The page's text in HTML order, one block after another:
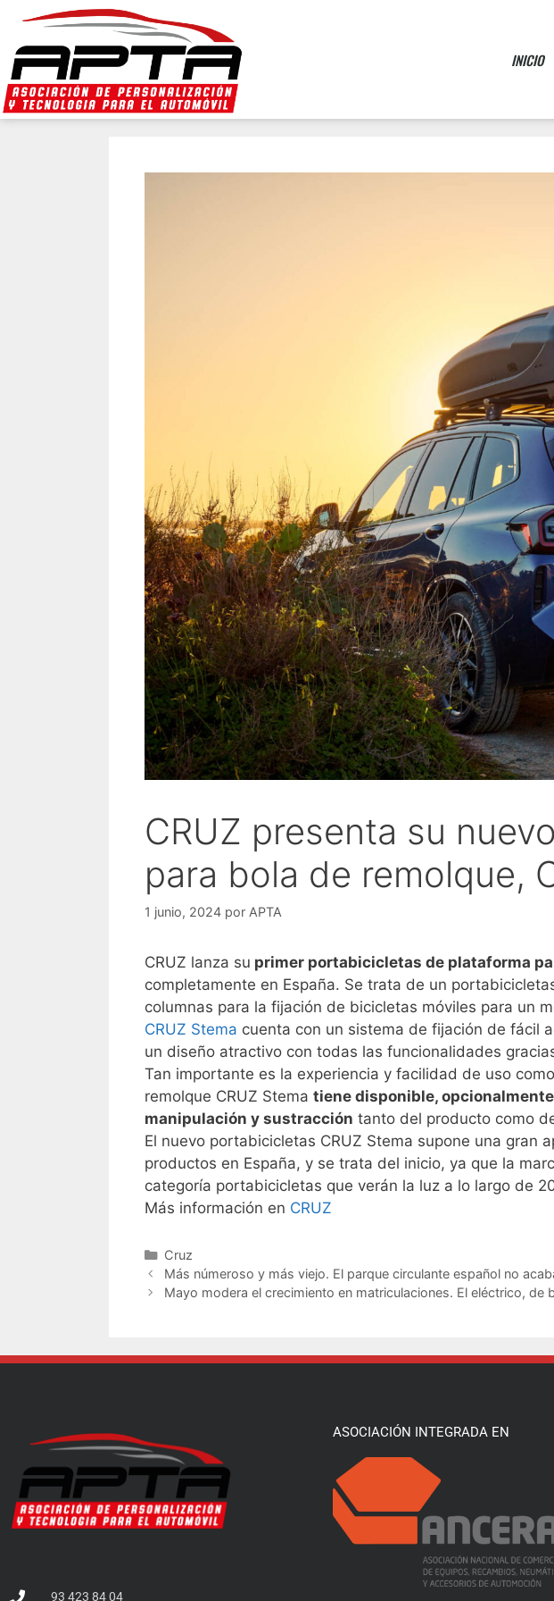
INICIO
CRUZ presenta su
para bola de remolque,
1 junio, 2024 por APTA
CRUZ lanza su primer portabicicletas de plataforma
completamente en España. Se trata de un
columnas para la fijación de bicicletas móviles para un
CRUZ Stema cuenta con un sistema de fijación de fácil
un diseño atractivo con todas las funcionalidades
Tan importante es la experiencia y facilidad de uso
remolque CRUZ Stema tiene disponible,
manipulación y sustracción tanto del producto como
El nuevo portabicicletas CRUZ Stema supone una gran
productos en España, y se trata del inicio, ya que la
categoría portabicicletas que verán la luz a lo largo de
Más información en CRUZ
Cruz
Más númeroso y más viejo. El parque circulante español no
Mayo modera el crecimiento en matriculaciones. El eléctrico, de
93 423 84 04
ASOCIACIÓN INTEGRADA EN